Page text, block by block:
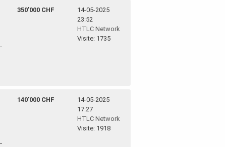
350'000 CHF
14-05-2025
23:52
HTLC Network
Visite: 1735
140'000 CHF
14-05-2025
17:27
HTLC Network
Visite: 1918